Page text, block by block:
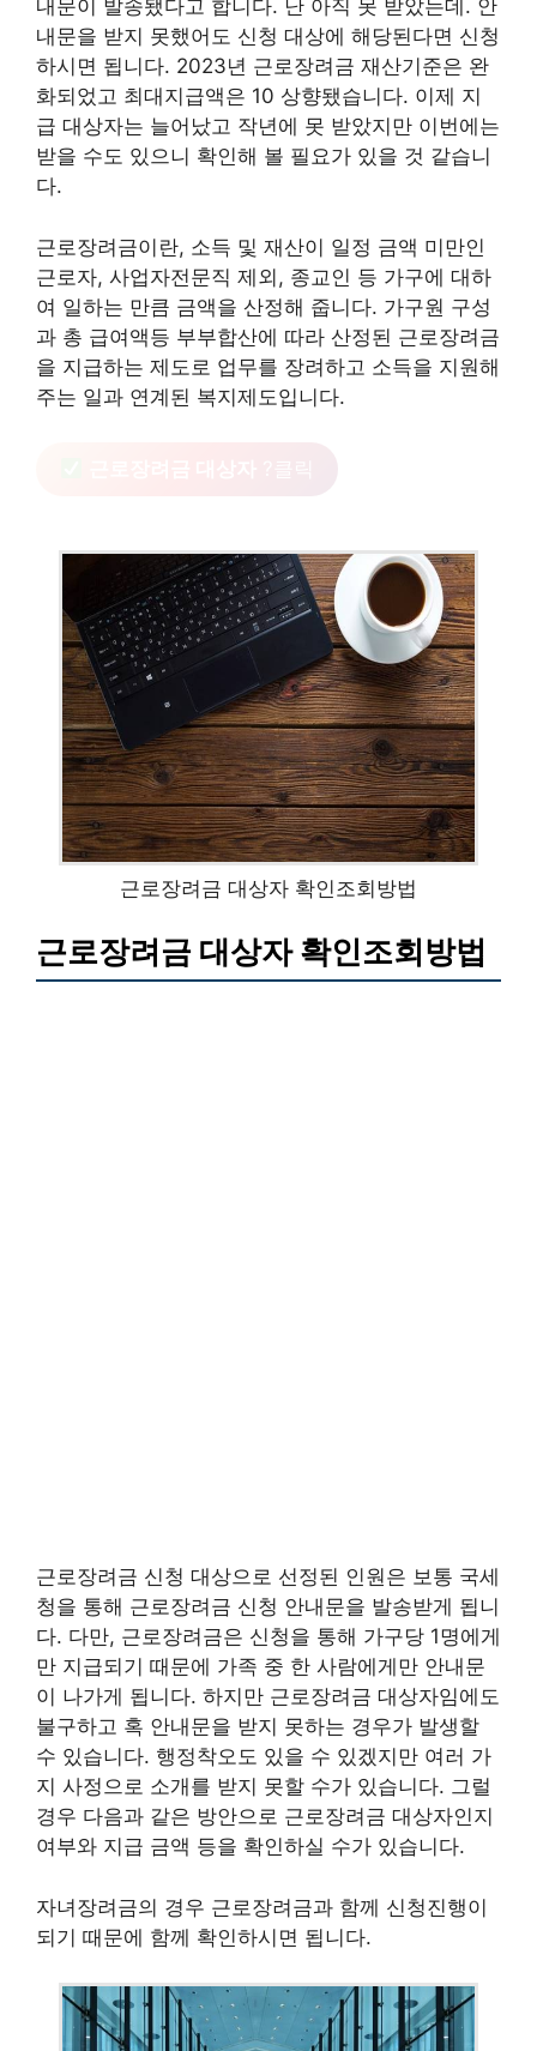
내문이 발송됐다고 합니다. 난 아직 못 받았는데. 안
내문을 받지 못했어도 신청 대상에 해당된다면 신청
하시면 됩니다. 2023년 근로장려금 재산기준은 완
화되었고 최대지급액은 10 상향됐습니다. 이제 지
급 대상자는 늘어났고 작년에 못 받았지만 이번에는
받을 수도 있으니 확인해 볼 필요가 있을 것 같습니
다.
근로장려금이란, 소득 및 재산이 일정 금액 미만인
근로자, 사업자전문직 제외, 종교인 등 가구에 대하
여 일하는 만큼 금액을 산정해 줍니다. 가구원 구성
과 총 급여액등 부부합산에 따라 산정된 근로장려금
을 지급하는 제도로 업무를 장려하고 소득을 지원해
주는 일과 연계된 복지제도입니다.
근로장려금 대상자 확인조회방법
근로장려금 대상자 확인조회방법
근로장려금 신청 대상으로 선정된 인원은 보통 국세
청을 통해 근로장려금 신청 안내문을 발송받게 됩니
다. 다만, 근로장려금은 신청을 통해 가구당 1명에게
만 지급되기 때문에 가족 중 한 사람에게만 안내문
이 나가게 됩니다. 하지만 근로장려금 대상자임에도
불구하고 혹 안내문을 받지 못하는 경우가 발생할
수 있습니다. 행정착오도 있을 수 있겠지만 여러 가
지 사정으로 소개를 받지 못할 수가 있습니다. 그럴
경우 다음과 같은 방안으로 근로장려금 대상자인지
여부와 지급 금액 등을 확인하실 수가 있습니다.
자녀장려금의 경우 근로장려금과 함께 신청진행이
되기 때문에 함께 확인하시면 됩니다.